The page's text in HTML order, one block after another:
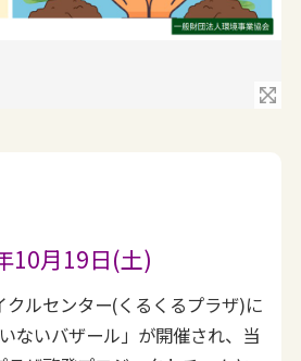
10月19日(土)
ルセンター(くるくるプラザ)に
ないバザール」が開催され、当